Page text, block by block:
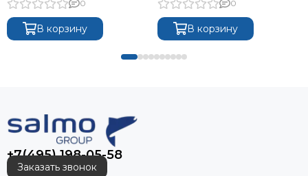
0
В корзину
002/Pink(0,30mm), кр.
004/Gold(0,25mm), кр.
004/Silver(0,25mm))
0
В корзину
+7(495) 198-05-58
Заказать звонок